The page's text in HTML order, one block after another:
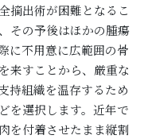
摘出術が困難となるこ
その予後はほかの腫瘍
に不用意に広範囲の骨
来すことから、厳重な
持組織を温存するため
を選択します。近年で
を付着させたまま縦割